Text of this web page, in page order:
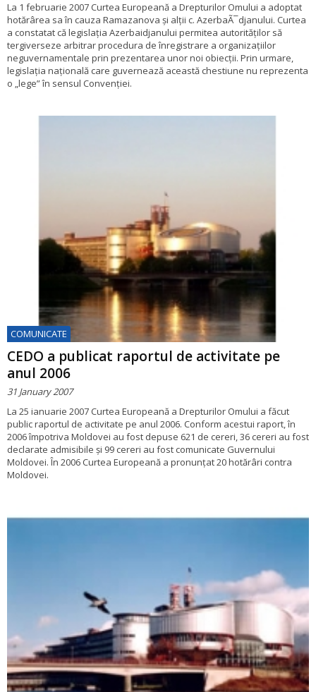
La 1 februarie 2007 Curtea Europeană a Drepturilor Omului a adoptat
hotărârea sa în cauza Ramazanova și alții c. AzerbaÃ¯djanului. Curtea
a constatat că legislația Azerbaidjanului permitea autorităților să
tergiverseze arbitrar procedura de înregistrare a organizațiilor
neguvernamentale prin prezentarea unor noi obiecții. Prin urmare,
legislația națională care guvernează această chestiune nu reprezenta
o „lege” în sensul Convenției.
COMUNICATE
CEDO a publicat raportul de activitate pe
anul 2006
31 January 2007
La 25 ianuarie 2007 Curtea Europeană a Drepturilor Omului a făcut
public raportul de activitate pe anul 2006. Conform acestui raport, în
2006 împotriva Moldovei au fost depuse 621 de cereri, 36 cereri au fost
declarate admisibile și 99 cereri au fost comunicate Guvernului
Moldovei. În 2006 Curtea Europeană a pronunțat 20 hotărâri contra
Moldovei.